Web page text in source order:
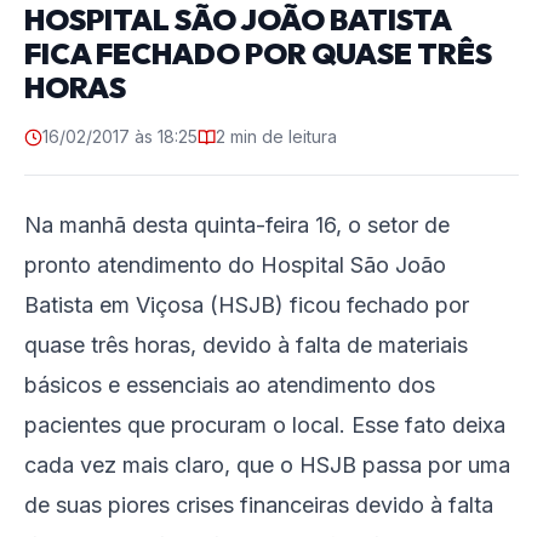
HOSPITAL SÃO JOÃO BATISTA
FICA FECHADO POR QUASE TRÊS
HORAS
16/02/2017 às 18:25 2 min de leitura
Na manhã desta quinta-feira 16, o setor de
pronto atendimento do Hospital São João
Batista em Viçosa (HSJB) ficou fechado por
quase três horas, devido à falta de materiais
básicos e essenciais ao atendimento dos
pacientes que procuram o local. Esse fato deixa
cada vez mais claro, que o HSJB passa por uma
de suas piores crises financeiras devido à falta